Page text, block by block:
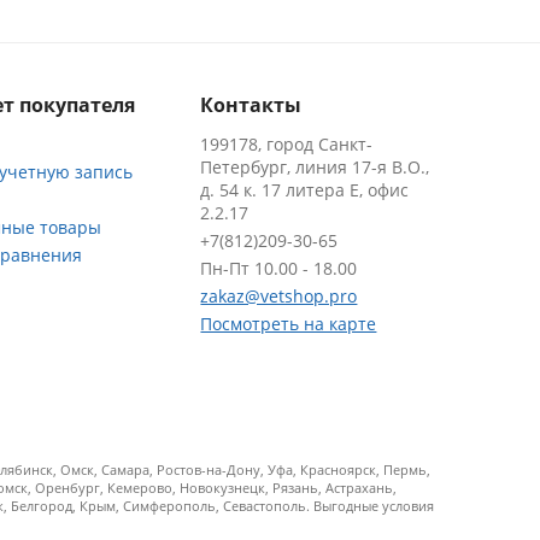
покупателя
запись
товары
Контакты
199178, город Санкт-
Петербург, линия 17-я В.О.,
д. 54 к. 17 литера Е, офис
2.2.17
+7(812)209-30-65
Пн-Пт 10.00 - 18.00
zakaz@vetshop.pro
Посмотреть на карте
Омск, Самара, Ростов-на-Дону, Уфа, Красноярск, Пермь,
Оренбург, Кемерово, Новокузнецк, Рязань, Астрахань,
Белгород, Крым, Симферополь, Севастополь. Выгодные условия